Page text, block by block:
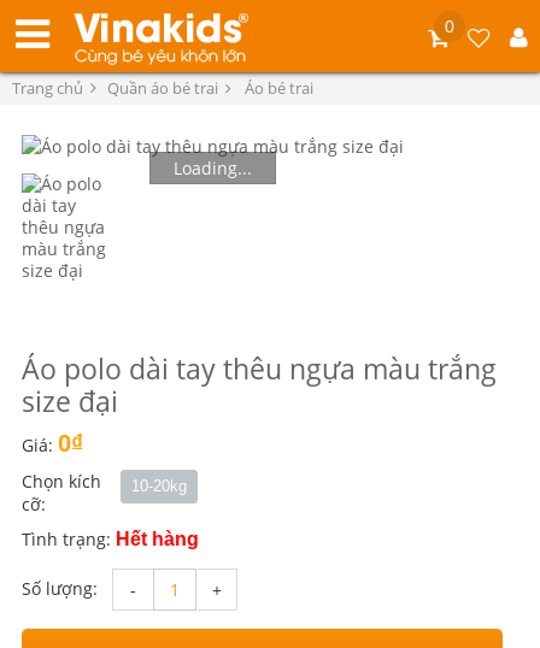
0
Trang chủ Quần áo bé trai Áo bé trai
Loading...
Áo polo dài tay thêu ngựa màu trắng
size đại
Giá: 0₫
Chọn kích
cỡ:
10-20kg
Tình trạng: Hết hàng
Số lượng: - +